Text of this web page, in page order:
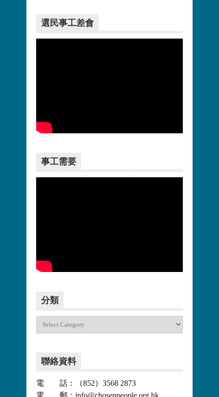
選民事工差會
事工需要
分類
聯絡資料
電 話：（852）3568 2873
電 郵：info@chosenpeople.org.hk